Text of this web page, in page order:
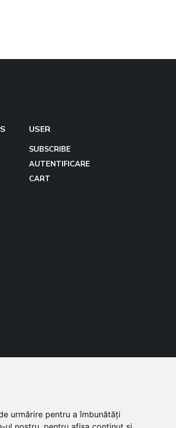
urmărire pentru a îmbunătăți
USER
SUBSCRIBE
AUTENTIFICARE
CART